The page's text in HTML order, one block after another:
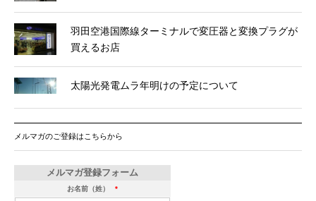
羽田空港国際線ターミナルで変圧器と変換プラグが
買えるお店
太陽光発電ムラ年明けの予定について
メルマガのご登録はこちらから
メルマガ登録フォーム
お名前（姓） *